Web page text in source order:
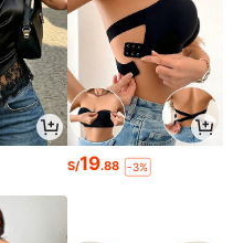
S/19.88 -3%